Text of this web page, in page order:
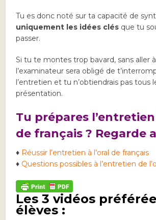
Tu es donc noté sur ta capacité de
uniquement les idées clés que tu
passer.
Si tu te montes trop bavard, sans aller à
l’examinateur sera obligé de
l’entretien et tu n’obtiendrais pas tous
présentation.
Tu prépares l’entretien
de français ? Regarde
♦ Réussir l’entretien à l’oral de français
♦ Questions possibles à l’entretien de
Les 3 vidéos
élèves :